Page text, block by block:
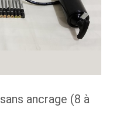
ancrage (8 à